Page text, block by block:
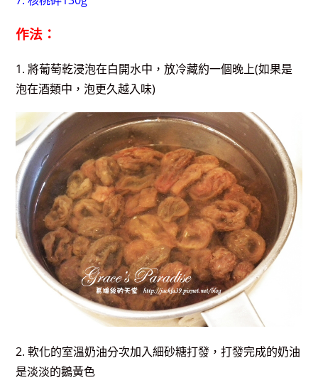
作法：
1. 將葡萄乾浸泡在白開水中，放冷藏約一個晚上(如果是
泡在酒類中，泡更久越入味)
2. 軟化的室溫奶油分次加入細砂糖打發，打發完成的奶油
是淡淡的鵝黃色